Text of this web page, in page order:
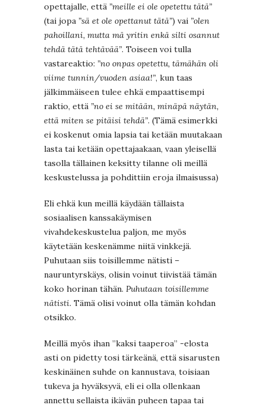
opettajalle, että ”meille ei ole opetettu tätä”
(tai jopa ”sä et ole opettanut tätä”) vai ”olen
pahoillani, mutta mä yritin enkä silti osannut
tehdä tätä tehtävää”. Toiseen voi tulla
vastareaktio: ”no onpas opetettu, tämähän oli
viime tunnin/vuoden asiaa!”, kun taas
jälkimmäiseen tulee ehkä empaattisempi
raktio, että ”no ei se mitään, minäpä näytän,
että miten se pitäisi tehdä”. (Tämä esimerkki
ei koskenut omia lapsia tai ketään muutakaan
lasta tai ketään opettajaakaan, vaan yleisellä
tasolla tällainen keksitty tilanne oli meillä
keskustelussa ja pohdittiin eroja ilmaisussa)
Eli ehkä kun meillä käydään tällaista
sosiaalisen kanssakäymisen
vivahdekeskustelua paljon, me myös
käytetään keskenämme niitä vinkkejä.
Puhutaan siis toisillemme nätisti –
nauruntyrskäys, olisin voinut tiivistää tämän
koko horinan tähän. Puhutaan toisillemme
nätisti. Tämä olisi voinut olla tämän kohdan
otsikko.
Meillä myös ihan ”kaksi taaperoa” -elosta
asti on pidetty tosi tärkeänä, että sisarusten
keskinäinen suhde on kannustava, toisiaan
tukeva ja hyväksyvä, eli ei olla ollenkaan
annettu sellaista ikävän puheen tapaa tai